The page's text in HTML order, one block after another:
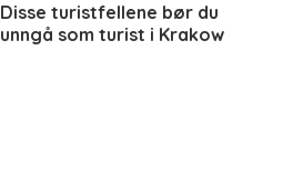
Disse turistfellene bør du
unngå som turist i Krakow